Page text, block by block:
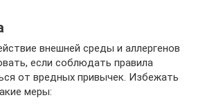
внешней среды и аллергенов
если соблюдать правила
от вредных привычек. Избежать
меры: